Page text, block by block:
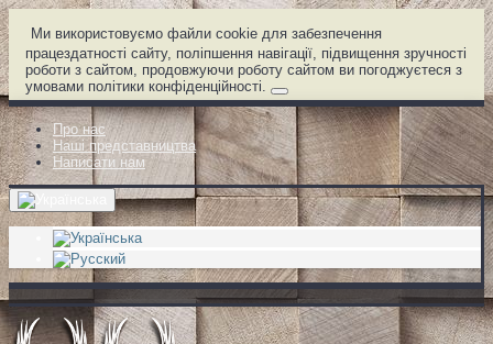
Ми використовуємо файли cookie для забезпечення
працездатності сайту, поліпшення навігації, підвищення зручності
роботи з сайтом, продовжуючи роботу сайтом ви погоджуєтеся з
умовами політики конфіденційності.
Про нас
Наші представництва
Написати нам